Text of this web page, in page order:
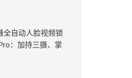
全自动人脸视频锁
：加持三摄、掌